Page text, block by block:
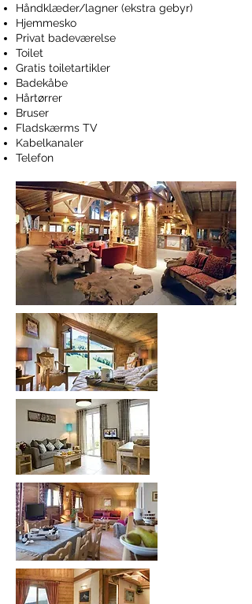
Håndklæder/lagner (ekstra gebyr)
Hjemmesko
Privat badeværelse
Toilet
Gratis toiletartikler
Badekåbe
Hårtørrer
Bruser
Fladskærms TV
Kabelkanaler
Telefon